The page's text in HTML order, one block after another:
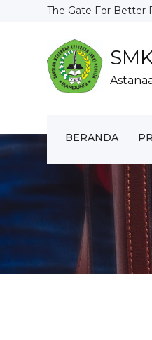
The Gate For Better
BERANDA